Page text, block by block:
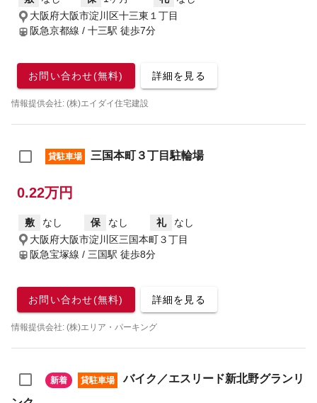
大阪府大阪市淀川区十三東１丁目
阪急京都線 / 十三駅 徒歩7分
お問い合わせ(無料) 詳細を見る
情報提供会社: (株)エイダイ住宅建設
貸駐車場 三国本町３丁目駐輪場
0.22万円
敷 なし 保 なし 礼
なし
大阪府大阪市淀川区三国本町３丁目
阪急宝塚線 / 三国駅 徒歩8分
お問い合わせ(無料) 詳細を見る
情報提供会社: (株)エリア・パーキング
新着 貸駐車場
バイク／エスリード新北野グランリ